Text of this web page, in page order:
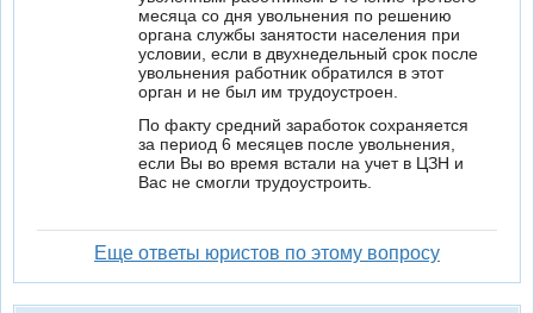
месяца со дня увольнения по решению
органа службы занятости населения при
условии, если в двухнедельный срок после
увольнения работник обратился в этот
орган и не был им трудоустроен.
По факту средний заработок сохраняется
за период 6 месяцев после увольнения,
если Вы во время встали на учет в ЦЗН и
Вас не смогли трудоустроить.
Еще ответы юристов по этому вопросу